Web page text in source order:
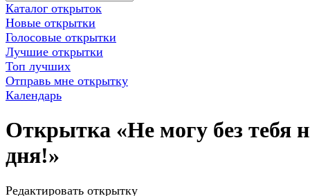
Каталог открыток
Новые открытки
Голосовые открытки
Лучшие открытки
Топ лучших
Отправь мне открытку
Календарь
Открытка «Не могу без тебя
дня!»
Редактировать открытку